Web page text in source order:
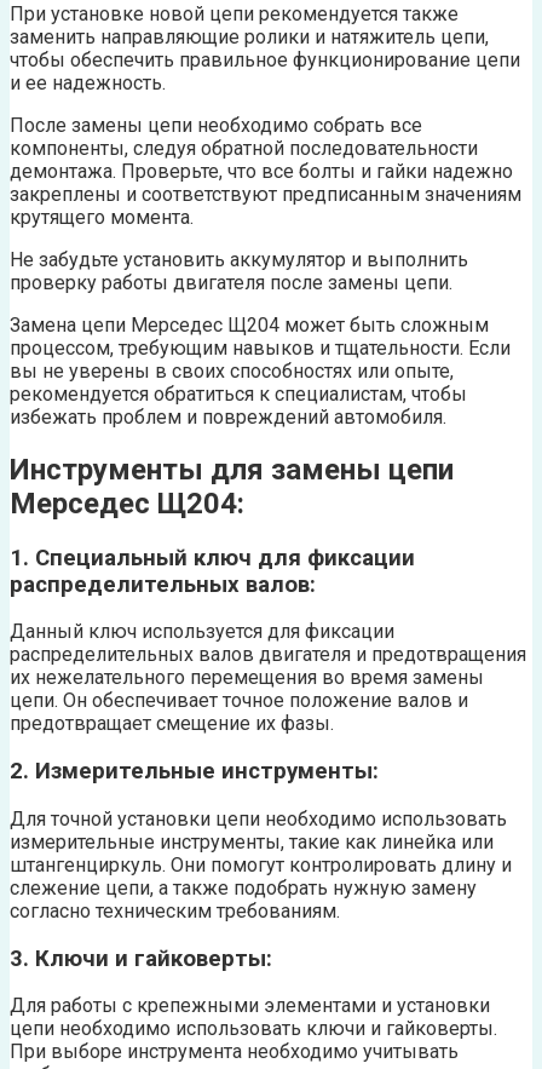
При установке новой цепи рекомендуется также
заменить направляющие ролики и натяжитель цепи,
чтобы обеспечить правильное функционирование цепи
и ее надежность.
После замены цепи необходимо собрать все
компоненты, следуя обратной последовательности
демонтажа. Проверьте, что все болты и гайки надежно
закреплены и соответствуют предписанным значениям
крутящего момента.
Не забудьте установить аккумулятор и выполнить
проверку работы двигателя после замены цепи.
Замена цепи Мерседес Щ204 может быть сложным
процессом, требующим навыков и тщательности. Если
вы не уверены в своих способностях или опыте,
рекомендуется обратиться к специалистам, чтобы
избежать проблем и повреждений автомобиля.
Инструменты для замены цепи
Мерседес Щ204:
1. Специальный ключ для фиксации
распределительных валов:
Данный ключ используется для фиксации
распределительных валов двигателя и предотвращения
их нежелательного перемещения во время замены
цепи. Он обеспечивает точное положение валов и
предотвращает смещение их фазы.
2. Измерительные инструменты:
Для точной установки цепи необходимо использовать
измерительные инструменты, такие как линейка или
штангенциркуль. Они помогут контролировать длину и
слежение цепи, а также подобрать нужную замену
согласно техническим требованиям.
3. Ключи и гайковерты:
Для работы с крепежными элементами и установки
цепи необходимо использовать ключи и гайковерты.
При выборе инструмента необходимо учитывать